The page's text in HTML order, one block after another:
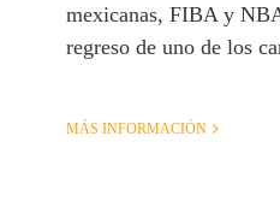
mexicanas, FIBA y
regreso de uno de los
MÁS INFORMACIÓN